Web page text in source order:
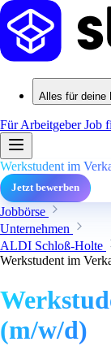
Alles für deine
Für ArbeitgeberJob
Werkstudent im
Jetzt bewerben
Jobbörse
Unternehmen
ALDI Schloß-Holte
Werkstudent im
(m/w/d)